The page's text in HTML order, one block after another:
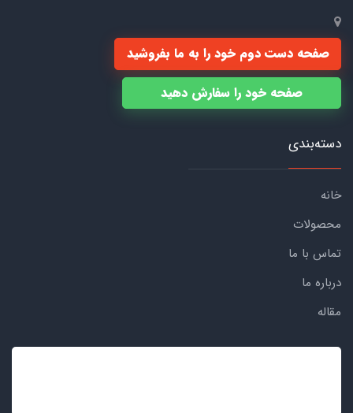
صفحه دست دوم خود را به ما بفروشید
صفحه خود را سفارش دهید
دسته‌بندی
خانه
محصولات
تماس با ما
درباره ما
مقاله